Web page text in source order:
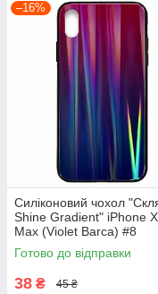
–16%
Силіконовий чохол
Shine Gradient" iPhone
Max (Violet Barca) #8
Готово до відправки
38 ₴ 45 ₴